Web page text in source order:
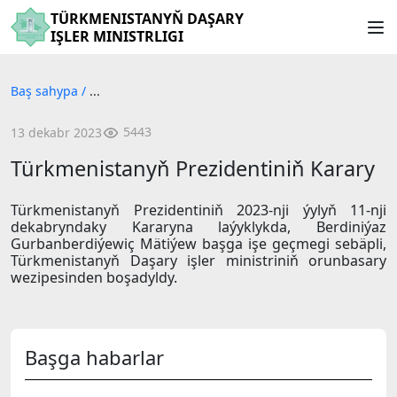
TÜRKMENISTANYŇ DAŞARY
IŞLER MINISTRLIGI
Baş sahypa / ...
13 dekabr 2023 5443
Türkmenistanyň Prezidentiniň Karary
Türkmenistanyň Prezidentiniň 2023-nji ýylyň 11-nji
dekabryndaky Kararyna laýyklykda, Berdiniýaz
Gurbanberdiýewiç Mätiýew başga işe geçmegi sebäpli,
Türkmenistanyň Daşary işler ministriniň orunbasary
wezipesinden boşadyldy.
Başga habarlar